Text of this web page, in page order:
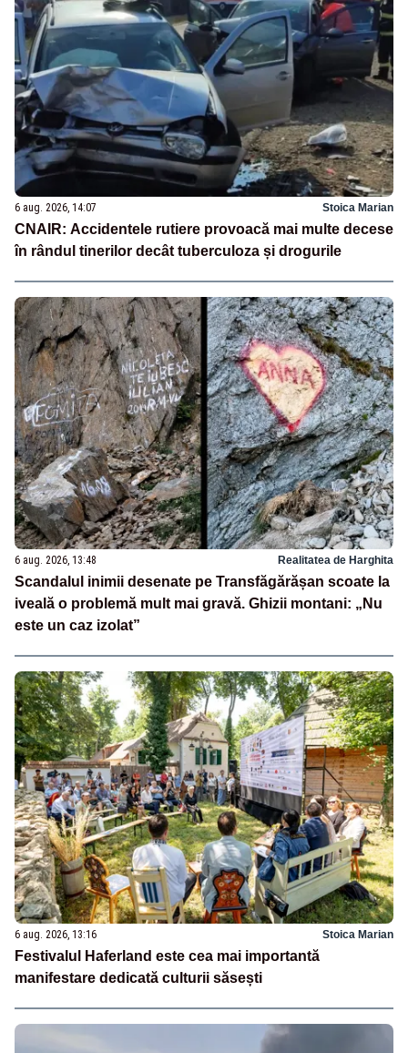
6 aug. 2026, 14:07 Stoica Marian
CNAIR: Accidentele rutiere provoacă mai multe decese
în rândul tinerilor decât tuberculoza și drogurile
6 aug. 2026, 13:48 Realitatea de Harghita
Scandalul inimii desenate pe Transfăgărășan scoate la
iveală o problemă mult mai gravă. Ghizii montani: „Nu
este un caz izolat”
6 aug. 2026, 13:16 Stoica Marian
Festivalul Haferland este cea mai importantă
manifestare dedicată culturii săsești